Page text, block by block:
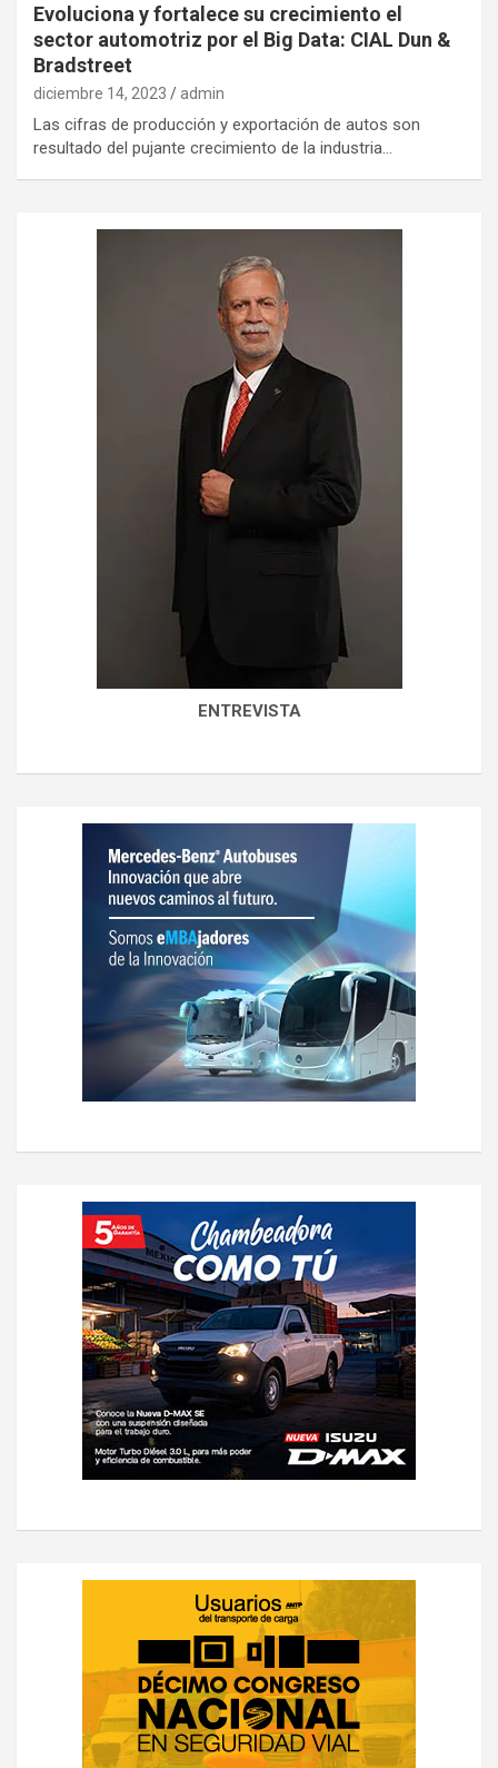
Evoluciona y fortalece su crecimiento el
sector automotriz por el Big Data: CIAL Dun &
Bradstreet
diciembre 14, 2023 admin
Las cifras de producción y exportación de autos son
resultado del pujante crecimiento de la industria…
ENTREVISTA